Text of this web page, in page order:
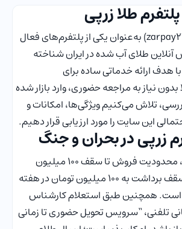
طلا زرپی
سایت زرپی (zarpay24.com) به‌عنوان یکی از پلتفرم‌های فعال
آنلاین طلای آب شده در ایران شناخته
هدف ارائه خدماتی ساده برای
نیاز به مراجعه حضوری، وارد بازار شده
تلاش می‌کنیم ویژگی‌ها، امکانات و
این سایت را مورد ارزیابی قرار دهیم.
زرپی در بحران و جنگ
، محدودیت فروش تا سقف 100 میلیون
تومان لحاظ شده و سقف برداشت به 100 میلیون تومان در هفته
است. همچنین طبق استعلام کارشناس
تلفنی، “سرویس تحویل حضوری تا زمانی